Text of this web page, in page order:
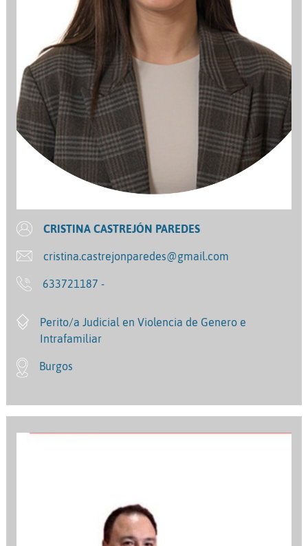
CRISTINA CASTREJÓN PAREDES
cristina.castrejonparedes@gmail.com
633721187 -
Perito/a Judicial en Violencia de Genero e
Intrafamiliar
Burgos